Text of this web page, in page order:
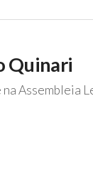
Quinari
Assembleia